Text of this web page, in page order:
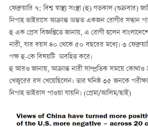
ফেব্রুয়ারি ৭: বিশ্ব স্বাস্থ্য সংস্থা (হু) গতকাল (শুক্রবার)
নিপাহ ভাইরাসে আক্রান্ত অন্তত একজন রোগীর সন্ধান
হু এক প্রেস বিজ্ঞপ্তিতে জানায়, এ রোগী হলেন
নারী, যার বয়স ৪০ থেকে ৫০ বছরের মধ্যে। ৩ ফেব্রুয়ারি
পক্ষ হু-কে বিষয়টি অবহিত করে।
হু আরও জানায়, আক্রান্ত নারী সাম্প্রতিক সময়ে কোথাও
খেজুরের রস খেয়েছিলেন। তার ঘনিষ্ঠ ৩৫ জনকে
নিপাহ ভাইরাস পাওয়া যায়নি। (প্রেমা/আলিম/ছাই)